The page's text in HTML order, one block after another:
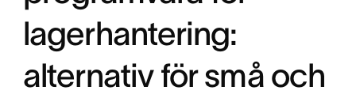
lagerhantering:
alternativ för små och